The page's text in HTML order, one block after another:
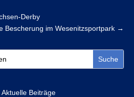
Derby
Bescherung im Wesenitzsportpark →
Aktuelle Beiträge